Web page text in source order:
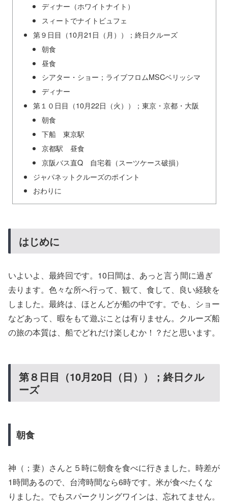
ディナー（ホワイトナイト）
スィートでナイトビュフェ
第９日目（10月21日（月））；終日クルーズ
朝食
昼食
シアター・ショー；ライブフロムMSCベリッシマ
ディナー
第１０日目（10月22日（火））；東京・京都・大阪
朝食
下船 東京駅
京都駅 昼食
京阪バス直Q 自宅着（スーツケース破損）
ジャパネットクルーズのポイント
おわりに
はじめに
いよいよ、最終回です。10日間は、あっと言う間に過ぎ
去ります。色々な所へ行って、観て、食して、良い経験を
しました。最終は、ほとんどが船の中です。でも、ショー
などあって、暇をもて遊ぶことは有りません。クルーズ船
の旅の本質は、船でどれだけ楽しむか！？だと思います。
第８日目（10月20日（日））；終日クル
ーズ
朝食
神（；妻）さんと５時に朝食を食べに行きました。時差が
1時間あるので、台湾時間なら6時です。米が食べたくな
りました。でもスパークリングワインは、忘れてません。